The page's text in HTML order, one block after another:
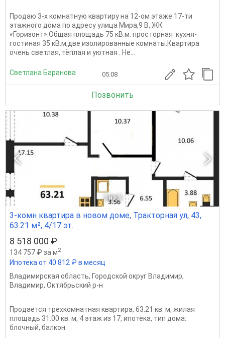
Продаю 3-х комнатную квартиру на 12-ом этаже 17-ти
этажного дома по адресу улица Мира,9 В, ЖК
«Горизонт».Общая площадь 75 кВ.м. просторная кухня-
гостиная 35 кВ.м,две изолированные комнаты.Квартира
очень светлая, тёплая и уютная . Не...
Светлана Баранова 05.08
Позвонить
1 из 3
3-комн квартира в новом доме, Тракторная ул, 43,
63.21 м², 4/17 эт.
8 518 000 ₽
134 757 ₽ за м2
Ипотека от 40 812 ₽ в месяц
Владимирская область, Городской округ Владимир,
Владимир, Октябрьский р-н
Продается трехкомнатная квартира, 63.21 кв. м, жилая
площадь 31.00 кв. м, 4 этаж из 17, ипотека, тип дома:
блочный, балкон